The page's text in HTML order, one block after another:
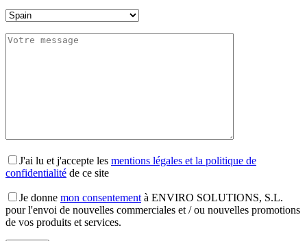
J'ai lu et j'accepte les mentions légales et la politique de
confidentialité de ce site
Je donne mon consentement à ENVIRO SOLUTIONS, S.L.
pour l'envoi de nouvelles commerciales et / ou nouvelles promotions
de vos produits et services.